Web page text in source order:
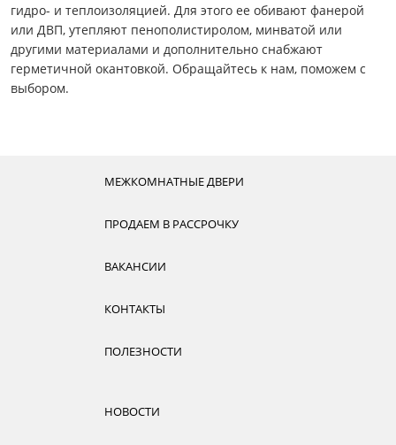
гидро- и теплоизоляцией. Для этого ее обивают фанерой
или ДВП, утепляют пенополистиролом, минватой или
другими материалами и дополнительно снабжают
герметичной окантовкой. Обращайтесь к нам, поможем с
выбором.
МЕЖКОМНАТНЫЕ ДВЕРИ
ПРОДАЕМ В РАССРОЧКУ
ВАКАНСИИ
КОНТАКТЫ
ПОЛЕЗНОСТИ
НОВОСТИ